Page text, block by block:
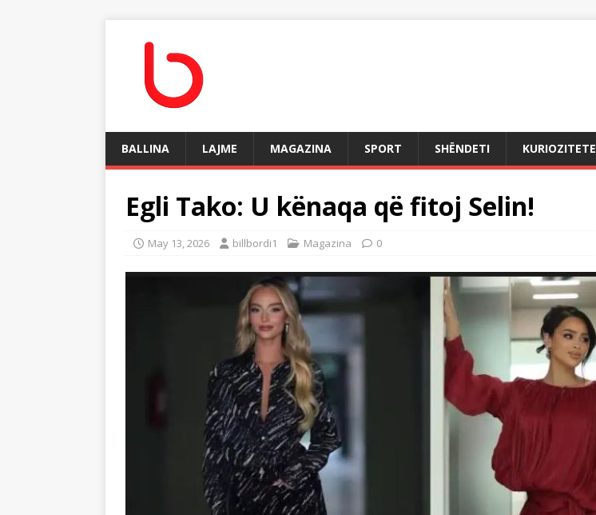
BALLINA LAJME MAGAZINA SPORT SHËNDETI KURIOZITETE
Egli Tako: U kënaqa që fitoj Selin!
May 13, 2026 billbordi1 Magazina 0